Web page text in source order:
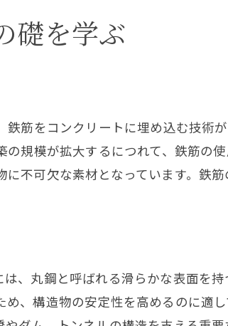
礎を学ぶ
筋をコンクリートに埋め込む技術
規模が拡大するにつれて、鉄筋の
不可欠な素材となっています。鉄
、丸鋼と呼ばれる滑らかな表面を
、構造物の安定性を高めるのに適